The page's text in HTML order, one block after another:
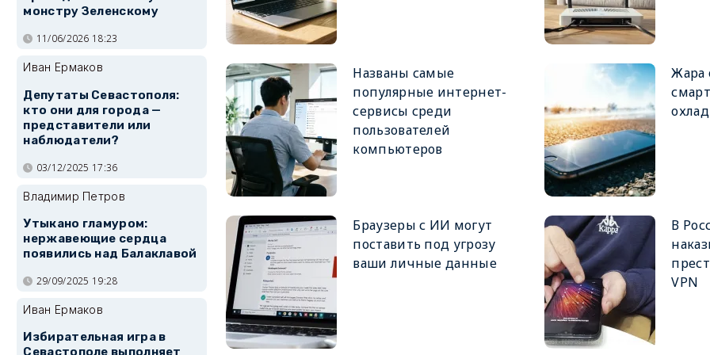
Названы самые
популярные интернет-
сервисы среди
пользователей
компьютеров
Жара
Браузеры с ИИ могут
поставить под угрозу
ваши личные данные
В
VPN
монстру Зеленскому
11/06/2026 18:23
Иван Ермаков
Депутаты Севастополя:
кто они для города —
представители или
наблюдатели?
03/12/2025 17:36
Владимир Петров
Утыкано гламуром:
нержавеющие сердца
появились над Балаклавой
29/09/2025 19:28
Иван Ермаков
Избирательная игра в